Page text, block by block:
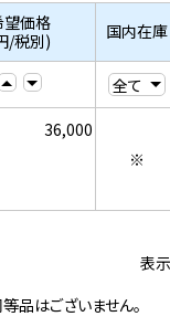
望価格
/税別)
国内在庫
36,000
※
表
品はございません。